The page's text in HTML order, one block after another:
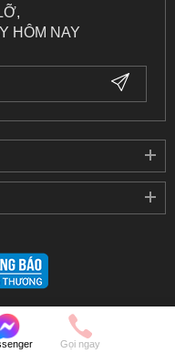
HÔM NAY
Reserved
Gọi ngay